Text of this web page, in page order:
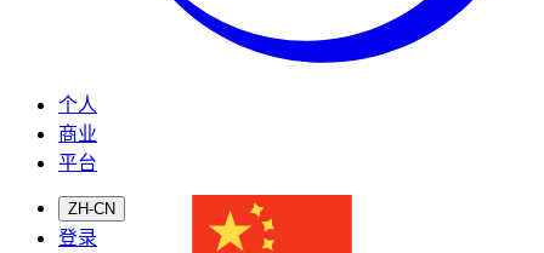
个人
商业
平台
ZH-CN
登录